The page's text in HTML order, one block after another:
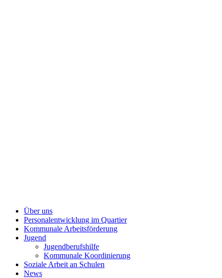
Über uns
Personalentwicklung im Quartier
Kommunale Arbeitsförderung
Jugend
Jugendberufshilfe
Kommunale Koordinierung
Soziale Arbeit an Schulen
News